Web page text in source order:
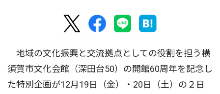
地域の文化振興と交流拠点としての役割を担う横
須賀市文化会館（深田台50）の開館60周年を記念し
た特別企画が12月19日（金）・20日（土）の２日